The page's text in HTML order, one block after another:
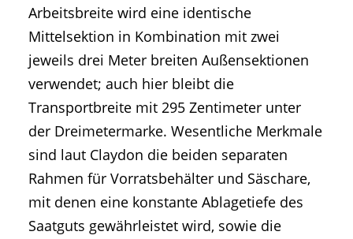
Arbeitsbreite wird eine identische
Mittelsektion in Kombination mit zwei
jeweils drei Meter breiten Außensektionen
verwendet; auch hier bleibt die
Transportbreite mit 295 Zentimeter unter
der Dreimetermarke. Wesentliche Merkmale
sind laut Claydon die beiden separaten
Rahmen für Vorratsbehälter und Säschare,
mit denen eine konstante Ablagetiefe des
Saatguts gewährleistet wird, sowie die